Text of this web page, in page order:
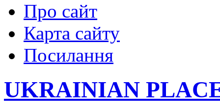
Про сайт
Карта сайту
Посилання
UKRAINIAN